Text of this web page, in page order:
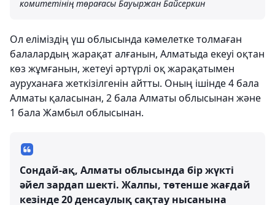
комитетінің төрағасы Бауыржан Байсеркин
Ол еліміздің үш облысында кәмелетке толмаған
балалардың жарақат алғанын, Алматыда екеуі оқтан
көз жұмғанын, жетеуі әртүрлі оқ жарақатымен
ауруханаға жеткізілгенін айтты. Оның ішінде 4 бала
Алматы қаласынан, 2 бала Алматы облысынан және
1 бала Жамбыл облысынан.
Сондай-ақ, Алматы облысында бір жүкті
әйел зардап шекті. Жалпы, төтенше жағдай
кезінде 20 денсаулық сақтау нысанына